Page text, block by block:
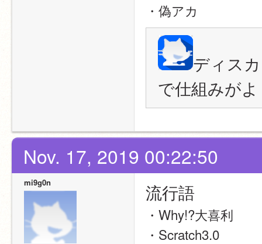
・偽アカ
ディス
で仕組みが
Nov. 17, 2019 00:22:50
mi9g0n 流行語
・Why!?大喜利
・Scratch3.0